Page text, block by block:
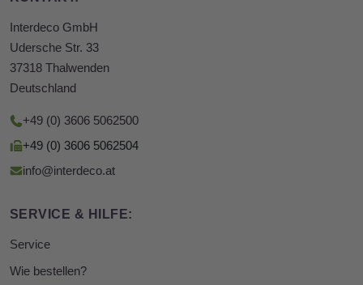
Interdeco GmbH
Udersche Str. 33
37318 Thalwenden
Deutschland
+49 (0) 3606 5062500
+49 (0) 3606 5062504
info@interdeco.at
SERVICE & HILFE:
Service
Wie bestellen?